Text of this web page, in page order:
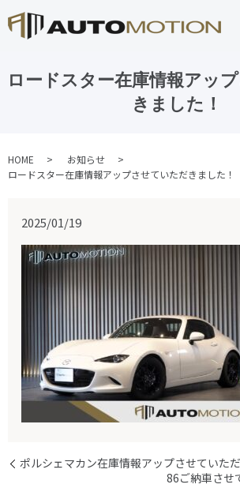
ロードスター在庫情報アッ
きました！
HOME
お知らせ
ロードスター在庫情報アップさせていただきました！
2025/01/19
ポルシェマカン在庫情報アップさせていた
86ご納車させ